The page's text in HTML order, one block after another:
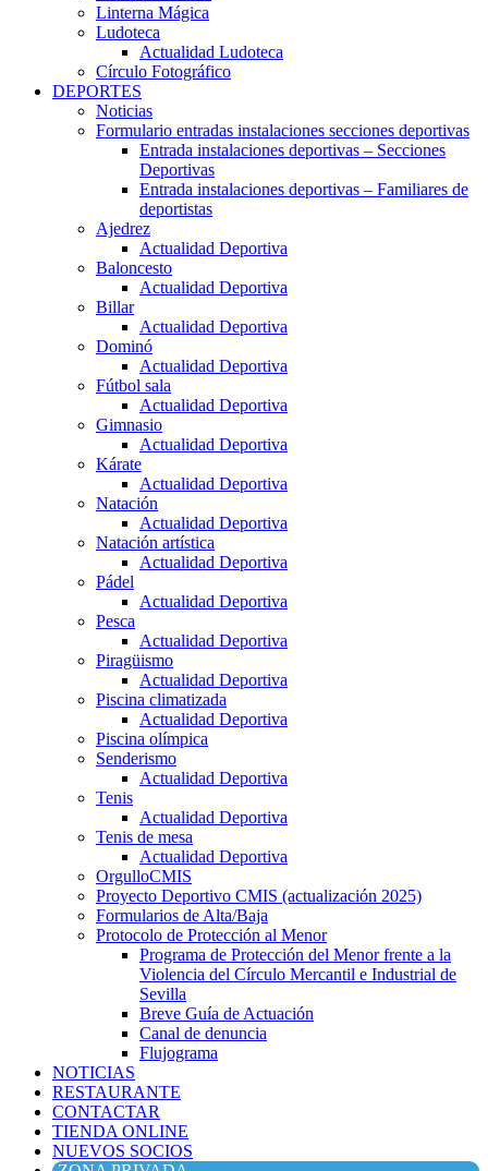
Linterna Mágica
Ludoteca
Actualidad Ludoteca
Círculo Fotográfico
DEPORTES
Noticias
Formulario entradas instalaciones secciones deportivas
Entrada instalaciones deportivas – Secciones
Deportivas
Entrada instalaciones deportivas – Familiares de
deportistas
Ajedrez
Actualidad Deportiva
Baloncesto
Actualidad Deportiva
Billar
Actualidad Deportiva
Dominó
Actualidad Deportiva
Fútbol sala
Actualidad Deportiva
Gimnasio
Actualidad Deportiva
Kárate
Actualidad Deportiva
Natación
Actualidad Deportiva
Natación artística
Actualidad Deportiva
Pádel
Actualidad Deportiva
Pesca
Actualidad Deportiva
Piragüismo
Actualidad Deportiva
Piscina climatizada
Actualidad Deportiva
Piscina olímpica
Senderismo
Actualidad Deportiva
Tenis
Actualidad Deportiva
Tenis de mesa
Actualidad Deportiva
OrgulloCMIS
Proyecto Deportivo CMIS (actualización 2025)
Formularios de Alta/Baja
Protocolo de Protección al Menor
Programa de Protección del Menor frente a la
Violencia del Círculo Mercantil e Industrial de
Sevilla
Breve Guía de Actuación
Canal de denuncia
Flujograma
NOTICIAS
RESTAURANTE
CONTACTAR
TIENDA ONLINE
NUEVOS SOCIOS